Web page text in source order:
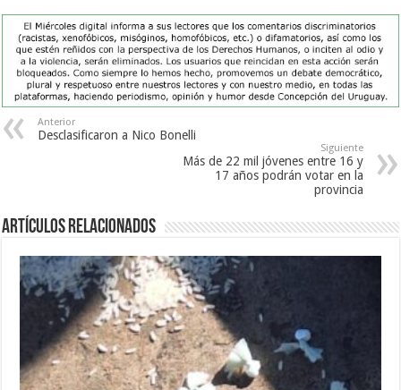
Anterior
Desclasificaron a Nico Bonelli
Siguiente
Más de 22 mil jóvenes entre 16 y
17 años podrán votar en la
provincia
Artículos Relacionados